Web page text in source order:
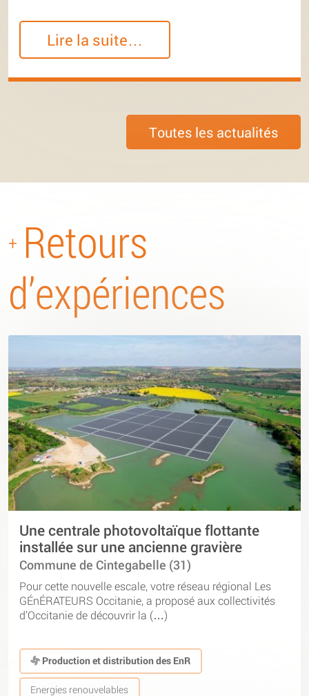
Lire la suite…
Toutes les actualités
+ Retours
d’expériences
Une centrale photovoltaïque flottante
installée sur une ancienne gravière
Commune de Cintegabelle (31)
Pour cette nouvelle escale, votre réseau régional Les
GÉnÉRATEURS Occitanie, a proposé aux collectivités
d’Occitanie de découvrir la (…)
Production et distribution des EnR
Energies renouvelables